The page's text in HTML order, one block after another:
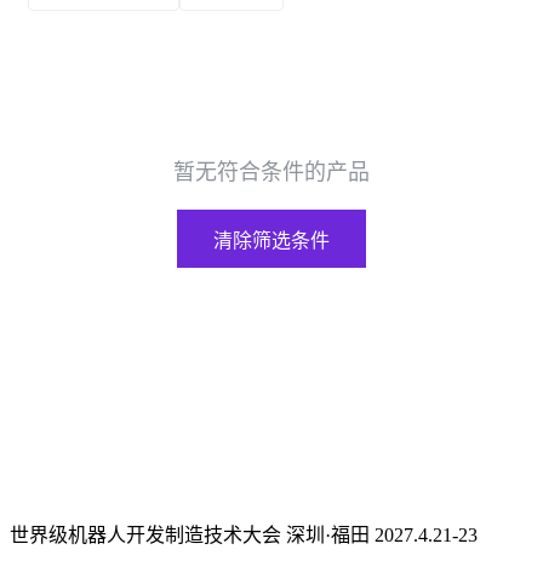
暂无符合条件的产品
清除筛选条件
世界级机器人开发制造技术大会 深圳·福田 2027.4.21-23